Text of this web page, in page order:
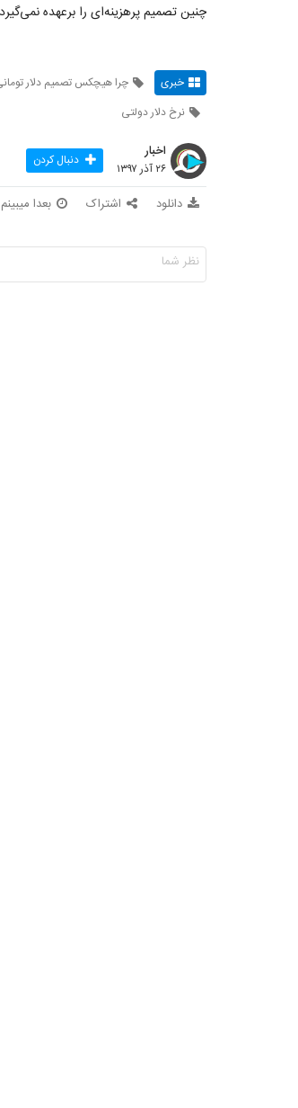
چنین تصمیم پرهزینه‌ای را بر‌عهده
خبری چرا هیچکس تصمیم دلار
نرخ دلار دولتی
اخبار
۲۶ آذر ۱۳۹۷ دنبال کردن
دانلود اشتراک بعدا میبینم